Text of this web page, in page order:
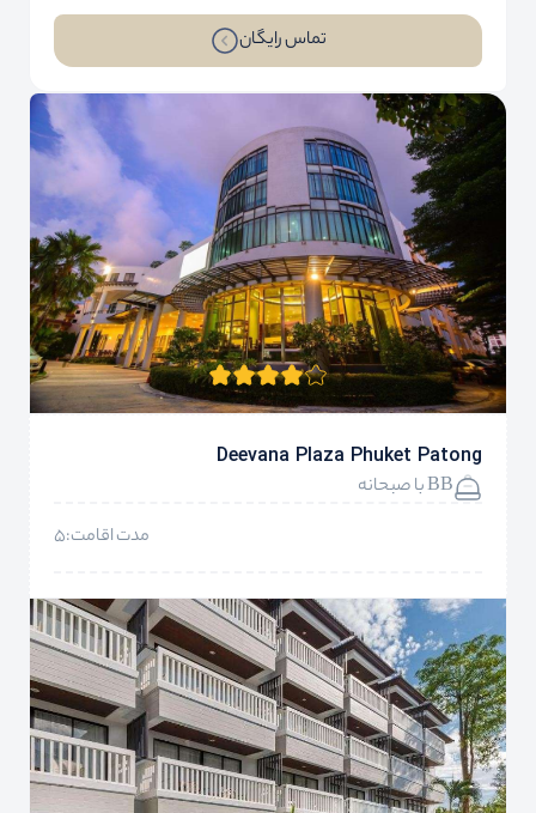
تماس رایگان
Deevana Plaza Phuket Patong
BB با صبحانه
مدت اقامت:5